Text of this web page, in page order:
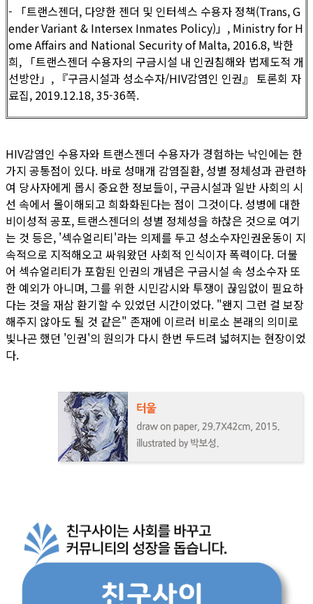
- 「트랜스젠더, 다양한 젠더 및 인터섹스 수용자 정책(Trans, G
ender Variant & Intersex Inmates Policy)」, Ministry for H
ome Affairs and National Security of Malta, 2016.8, 박한
희, 「트랜스젠더 수용자의 구금시설 내 인권침해와 법제도적 개
선방안」, 『구금시설과 성소수자/HIV감염인 인권』 토론회 자
료집, 2019.12.18, 35-36쪽.
HIV감염인 수용자와 트랜스젠더 수용자가 경험하는 낙인에는 한
가지 공통점이 있다. 바로 성매개 감염질환, 성별 정체성과 관련하
여 당사자에게 몹시 중요한 정보들이, 구금시설과 일반 사회의 시
선 속에서 몰이해되고 희화화된다는 점이 그것이다. 성병에 대한
비이성적 공포, 트랜스젠더의 성별 정체성을 하찮은 것으로 여기
는 것 등은, '섹슈얼리티'라는 의제를 두고 성소수자인권운동이 지
속적으로 지적해오고 싸워왔던 사회적 인식이자 폭력이다. 더불
어 섹슈얼리티가 포함된 인권의 개념은 구금시설 속 성소수자 또
한 예외가 아니며, 그를 위한 시민감시와 투쟁이 끊임없이 필요하
다는 것을 재삼 환기할 수 있었던 시간이었다. "왠지 그런 걸 보장
해주지 않아도 될 것 같은" 존재에 이르러 비로소 본래의 의미로
빛나곤 했던 '인권'의 원의가 다시 한번 두드려 넓혀지는 현장이었
다.